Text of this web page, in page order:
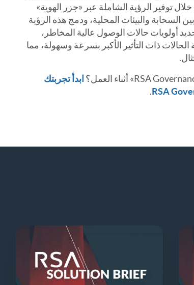
توفير الرؤية الشاملة عبر «جزر الهوية»
السحابة والبيئات المحلية، ودمج هذه الرؤية
أولويات حالات الوصول عالية المخاطر،
ذات التأثير الأكبر بسرعة وسهولة، مما
ابدأ تجربتك
.